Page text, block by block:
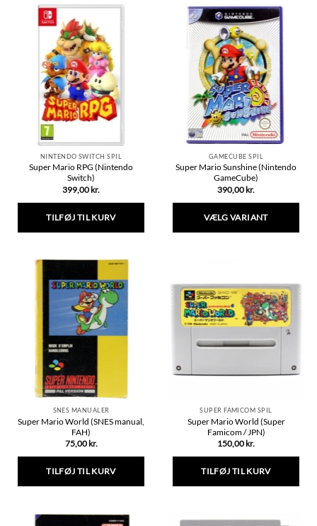
NINTENDO SWITCH SPIL
Super Mario RPG (Nintendo
Switch)
399,00 kr.
TILFØJ TIL KURV
GAMECUBE SPIL
Super Mario Sunshine (Nintendo
GameCube)
390,00 kr.
VÆLG VARIANT
varianter.
Mulighederne
kan
på
SNES MANUALER
Super Mario World (SNES manual,
FAH)
75,00 kr.
TILFØJ TIL KURV
SUPER FAMICOM SPIL
Super Mario World (Super
Famicom / JPN)
150,00 kr.
TILFØJ TIL KURV